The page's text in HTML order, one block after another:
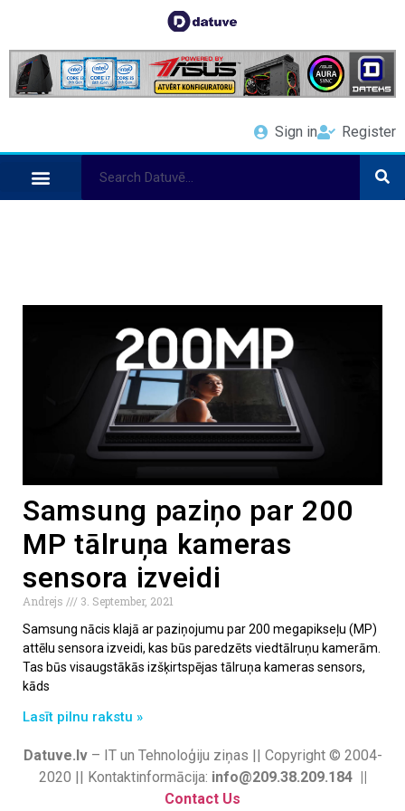
Sign in Register
Samsung paziņo par 200
MP tālruņa kameras
sensora izveidi
Andrejs
3. September, 2021
Samsung nācis klajā ar paziņojumu par 200 megapikseļu (MP)
attēlu sensora izveidi, kas būs paredzēts viedtālruņu kamerām.
Tas būs visaugstākās izšķirtspējas tālruņa kameras sensors,
kāds
Lasīt pilnu rakstu »
Datuve.lv– IT un Tehnoloģiju ziņas || Copyright © 2004-
2020 || Kontaktinformācija: info@209.38.209.184 ||
Contact Us